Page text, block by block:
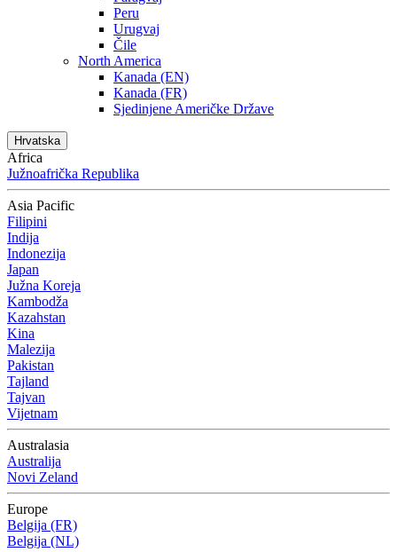
Peru
Urugvaj
Čile
North America
Kanada (EN)
Kanada (FR)
Sjedinjene Američke Države
Hrvatska
Africa
Južnoafrička Republika
Asia Pacific
Filipini
Indija
Indonezija
Japan
Južna Koreja
Kambodža
Kazahstan
Kina
Malezija
Pakistan
Tajland
Tajvan
Vijetnam
Australasia
Australija
Novi Zeland
Europe
Belgija (FR)
Belgija (NL)